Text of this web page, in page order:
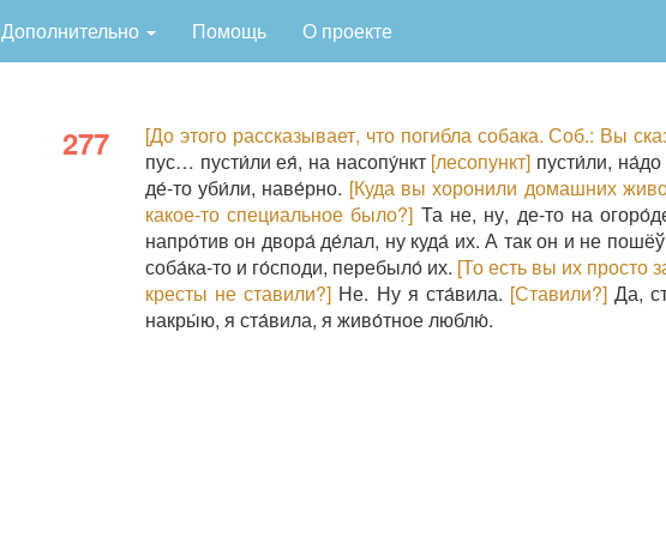
Дополнительно Помощь О проекте
277 [До этого рассказывает, что погибла собака. Соб.: Вы
пус… пусти́ли ея́, на насопу́нкт [лесопункт] пусти́ли,
де́-то уби́ли, наве́рно. [Куда вы хоронили домашних
какое-то специальное было?] Та не, ну, де-то на
напро́тив он двора́ де́лал, ну куда́ их. А так он и не
соба́ка-то и го́споди, перебыло́ их. [То есть вы их просто
кресты не ставили?] Не. Ну я ста́вила. [Ставили?] Да,
накры́ю, я ста́вила, я живо́тное люблю́.